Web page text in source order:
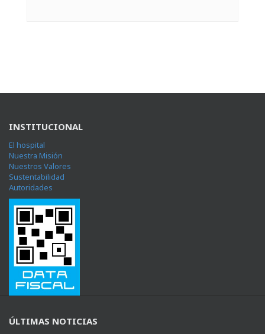
INSTITUCIONAL
El hospital
Nuestra Misión
Nuestros Valores
Sustentabilidad
Autoridades
ÚLTIMAS NOTICIAS